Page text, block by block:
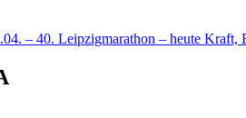
– 40. Leipzigmarathon – heute